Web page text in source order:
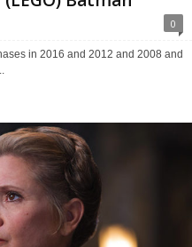
0
in 2016 and 2012 and 2008 and